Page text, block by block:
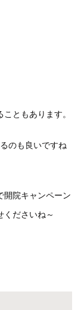
ともあります。
のも良いですね
開院キャンペーン
くださいね～